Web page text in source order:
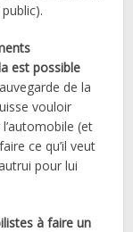
est possible
de la
vouloir
(et
ce qu’il veut
pour lui
à faire un